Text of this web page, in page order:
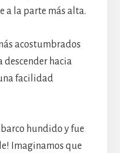
a la parte más alta.
acostumbrados
descender hacia
facilidad
hundido y fue
Imaginamos que